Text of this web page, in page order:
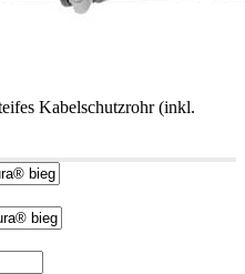
Kabelschutzrohr (inkl.